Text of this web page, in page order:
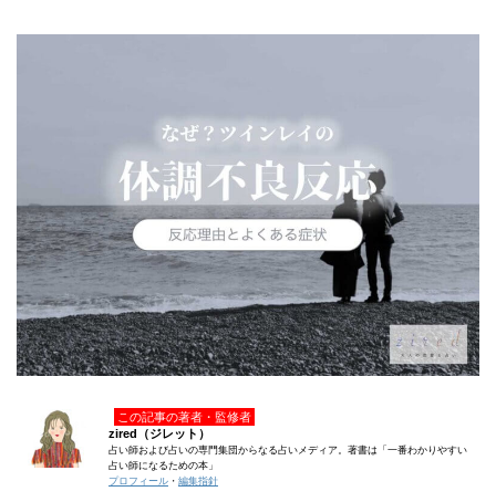
この記事の著者・監修者
zired（ジレット）
占い師および占いの専門集団からなる占いメディア。著書は「一番わかりやすい
占い師になるための本」
プロフィール ・ 編集指針